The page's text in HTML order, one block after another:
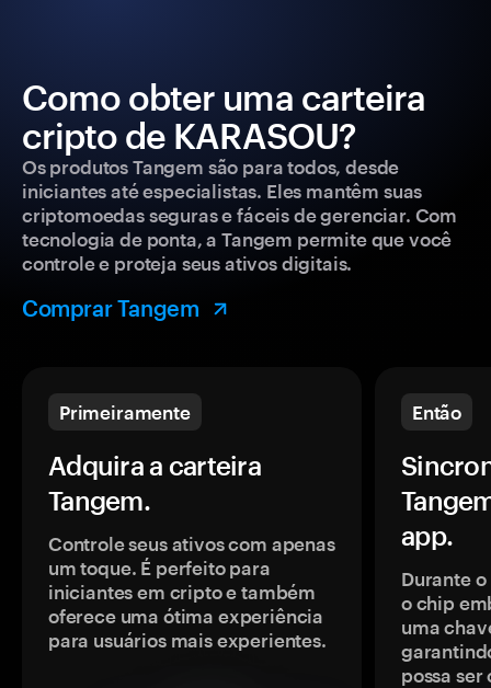
Como obter uma carteira
cripto de KARASOU?
Os produtos Tangem são para todos, desde
iniciantes até especialistas. Eles mantêm suas
criptomoedas seguras e fáceis de gerenciar. Com
tecnologia de ponta, a Tangem permite que você
controle e proteja seus ativos digitais.
Comprar Tangem
Primeiramente
Adquira a carteira
Tangem.
Controle seus ativos com apenas
um toque. É perfeito para
iniciantes em cripto e também
oferece uma ótima experiência
para usuários mais experientes.
Então
app.
Durante
o chip
uma
possa